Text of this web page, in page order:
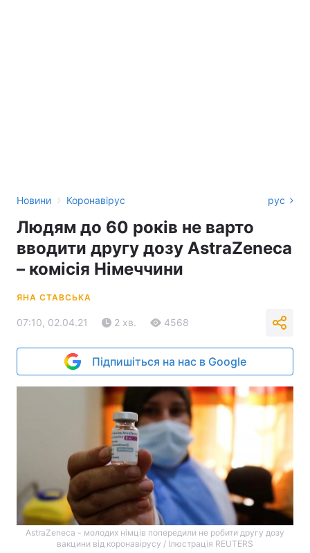
Новини › Коронавірус рус
Людям до 60 років не варто
вводити другу дозу AstraZeneca
– комісія Німеччини
ЯНА СТАВСЬКА
07:10, 02.04.21 2 хв. 4568
Підпишіться на нас в Google
AstraZeneca - молодих німців попередили не робити другу дозу
вакцини від коронавірусу / Ілюстрація REUTERS